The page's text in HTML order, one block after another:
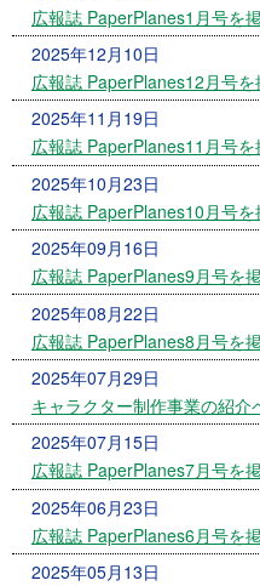
広報誌 PaperPlanes1月号を
2025年12月10日
広報誌 PaperPlanes12月号
2025年11月19日
広報誌 PaperPlanes11月号
2025年10月23日
広報誌 PaperPlanes10月号
2025年09月16日
広報誌 PaperPlanes9月号を
2025年08月22日
広報誌 PaperPlanes8月号を
2025年07月29日
キャラクター制作事業の紹介
2025年07月15日
広報誌 PaperPlanes7月号を
2025年06月23日
広報誌 PaperPlanes6月号を
2025年05月13日